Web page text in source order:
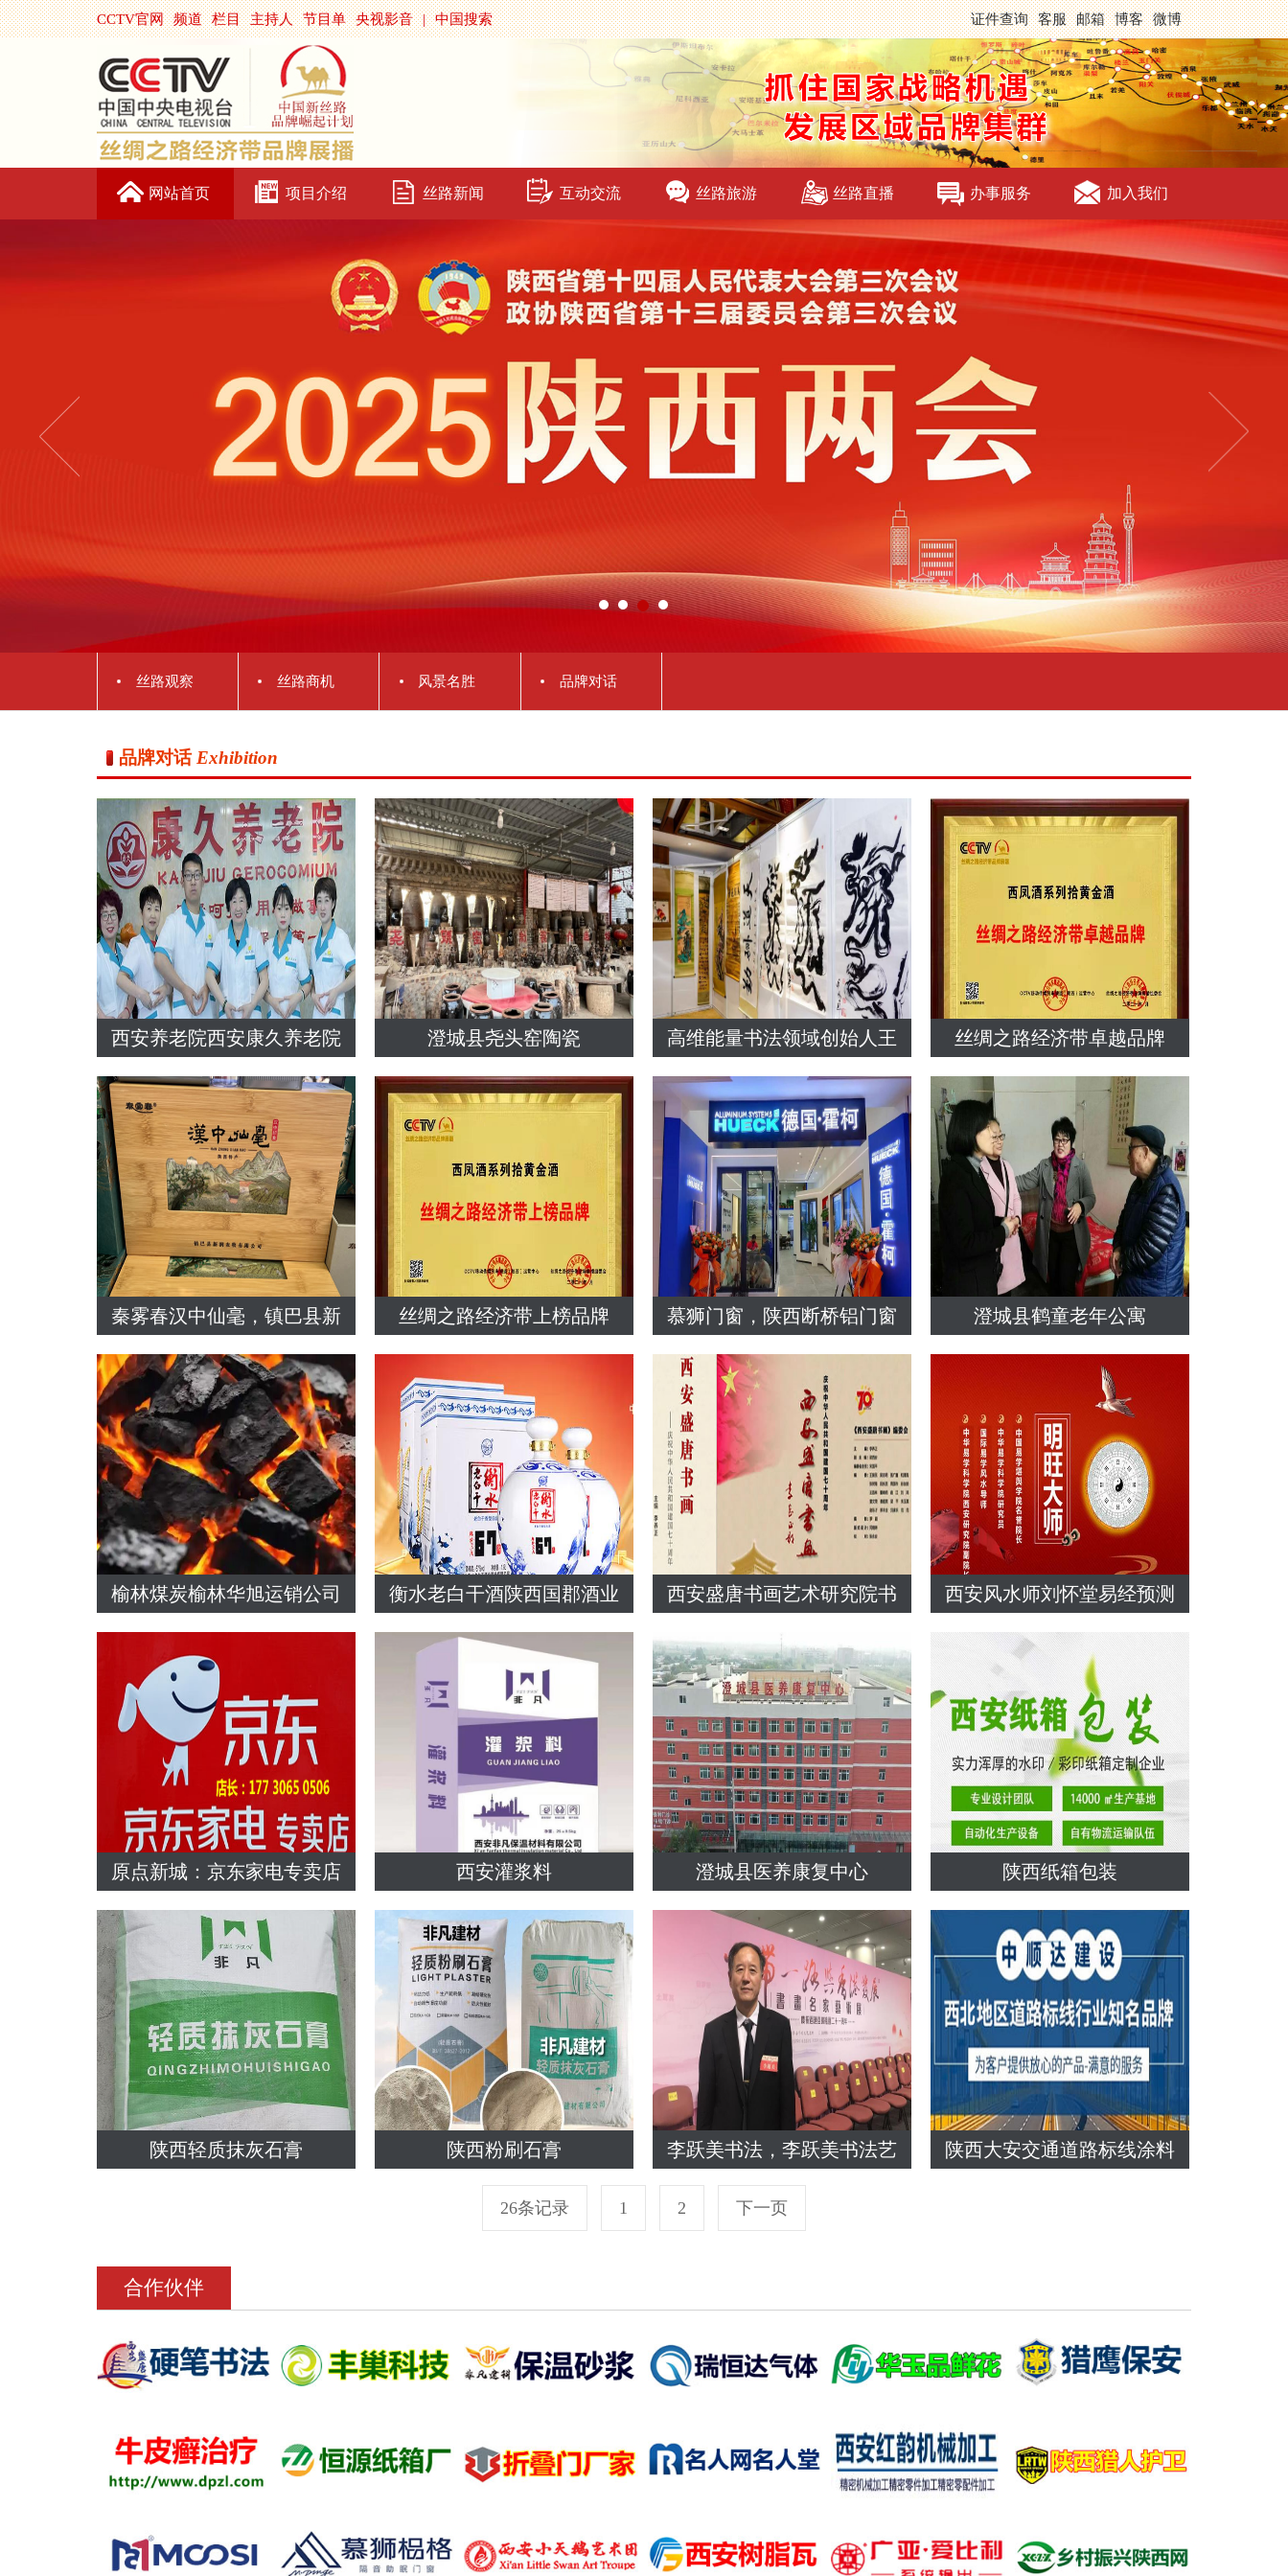
CCTV官网 频道 栏目 主持人 节目单 央视影音 | 中国搜索 微博
博客
邮箱
客服
证件查询
网站首页 项目介绍 丝路新闻 互动交流 丝路旅游 丝路直播 办事服务 加入我们
丝路观察 丝路商机 风景名胜 品牌对话
品牌对话 Exhibition
西安养老院西安康久养老院 澄城县尧头窑陶瓷 高维能量书法领域创始人王 丝绸之路经济带卓越品牌
秦雾春汉中仙毫，镇巴县新 丝绸之路经济带上榜品牌 慕狮门窗，陕西断桥铝门窗 澄城县鹤童老年公寓
榆林煤炭榆林华旭运销公司 衡水老白干酒陕西国郡酒业 西安盛唐书画艺术研究院书 西安风水师刘怀堂易经预测
原点新城：京东家电专卖店 西安灌浆料 澄城县医养康复中心 陕西纸箱包装
陕西轻质抹灰石膏 陕西粉刷石膏 李跃美书法，李跃美书法艺 陕西大安交通道路标线涂料
26条记录 1 2 下一页
合作伙伴